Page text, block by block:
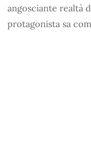
angosciante realtà
protagonista sa